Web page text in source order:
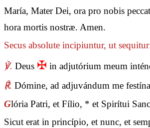
María, Mater Dei, ora pro nobis
hora mortis nostræ. Amen.
Secus absolute incipiuntur, ut
℣. Deus ✠ in adjutórium meum
℟. Dómine, ad adjuvándum me
Glória Patri, et Fílio, * et Spirítui
Sicut erat in princípio, et nunc, et